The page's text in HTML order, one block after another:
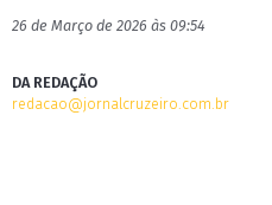
26 de Março de 2026 às 09:54
DA REDAÇÃO
redacao@jornalcruzeiro.com.br